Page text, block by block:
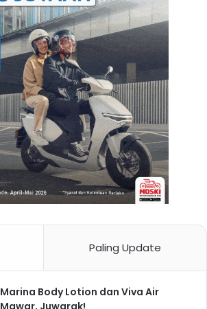
Paling Update
Marina Body Lotion dan Viva Air
Mawar, Juwarak!